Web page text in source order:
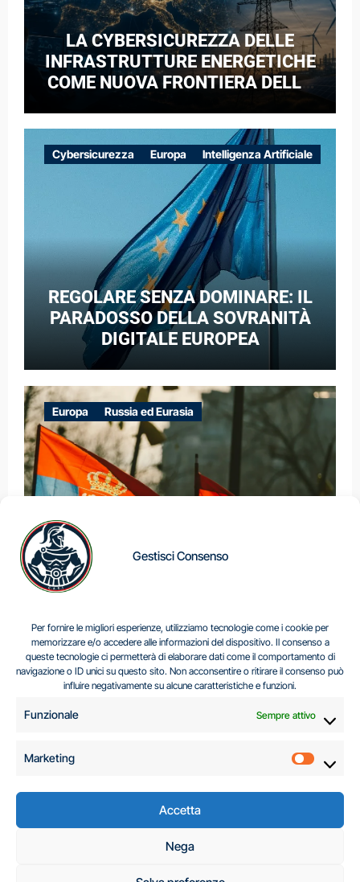
Gestisci Consenso
Per fornire le migliori esperienze, utilizziamo tecnologie come i cookie per
memorizzare e/o accedere alle informazioni del dispositivo. Il consenso a
queste tecnologie ci permetterà di elaborare dati come il comportamento di
navigazione o ID unici su questo sito. Non acconsentire o ritirare il consenso può
influire negativamente su alcune caratteristiche e funzioni.
Funzionale Sempre attivo
Marketing
Accetta
Nega
LA CYBERSICUREZZA DELLE
INFRASTRUTTURE ENERGETICHE
COME NUOVA FRONTIERA DELLA
CASO DELLE RETI ELETTRICHE
EUROPEE NEL CONTESTO DELLA
GUERRA IBRIDA
Cybersicurezza Europa Intelligenza Artificiale
REGOLARE SENZA DOMINARE: IL
PARADOSSO DELLA SOVRANITÀ
DIGITALE EUROPEA
Europa Russia ed Eurasia
Centro Analisi e Studi Italus © Tutti i diritti riservati
C.A.S.I. – Centro
Analisi e Studi Italus